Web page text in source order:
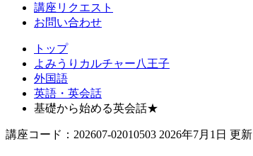
講座リクエスト
お問い合わせ
トップ
よみうりカルチャー八王子
外国語
英語・英会話
基礎から始める英会話★
講座コード：202607-02010503 2026年7月1日 更新